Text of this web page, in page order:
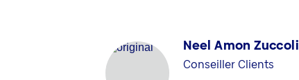
Neel Amon Zuccoli
Conseiller Clients